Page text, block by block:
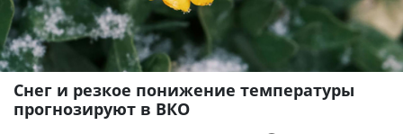
Снег и резкое понижение температуры
прогнозируют в ВКО